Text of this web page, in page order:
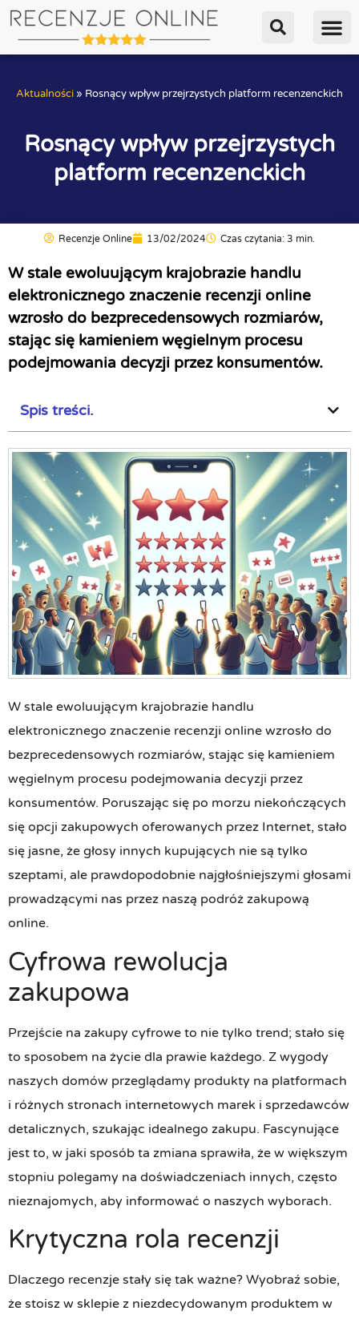
Aktualności » Rosnący wpływ przejrzystych platform recenzenckich
Rosnący wpływ przejrzystych
platform recenzenckich
Recenzje Online 13/02/2024 Czas czytania: 3 min.
W stale ewoluującym krajobrazie handlu
elektronicznego znaczenie recenzji online
wzrosło do bezprecedensowych rozmiarów,
stając się kamieniem węgielnym procesu
podejmowania decyzji przez konsumentów.
Spis treści.
W stale ewoluującym krajobrazie handlu
elektronicznego znaczenie recenzji online wzrosło do
bezprecedensowych rozmiarów, stając się kamieniem
węgielnym procesu podejmowania decyzji przez
konsumentów. Poruszając się po morzu niekończących
się opcji zakupowych oferowanych przez Internet, stało
się jasne, że głosy innych kupujących nie są tylko
szeptami, ale prawdopodobnie najgłośniejszymi głosami
prowadzącymi nas przez naszą podróż zakupową
online.
Cyfrowa rewolucja
zakupowa
Przejście na zakupy cyfrowe to nie tylko trend; stało się
to sposobem na życie dla prawie każdego. Z wygody
naszych domów przeglądamy produkty na platformach
i różnych stronach internetowych marek i sprzedawców
detalicznych, szukając idealnego zakupu. Fascynujące
jest to, w jaki sposób ta zmiana sprawiła, że w większym
stopniu polegamy na doświadczeniach innych, często
nieznajomych, aby informować o naszych wyborach.
Krytyczna rola recenzji
Dlaczego recenzje stały się tak ważne? Wyobraź sobie,
że stoisz w sklepie z niezdecydowanym produktem w